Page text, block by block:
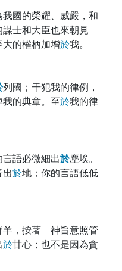
我國的榮耀、威嚴，和
士和大臣也來朝見
的權柄加增於我。
列國；干犯我的律例，
的典章。至於我的律
語必微細出於塵埃。
於地；你的言語低低
，按著 神旨意照管
於甘心；也不是因為貪